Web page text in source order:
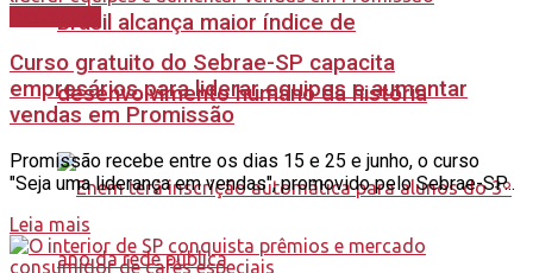
Brasil alcança maior índice de
desenvolvimento humano da história
Curso gratuito do Sebrae-SP capacita
empresários para liderar equipes e aumentar
vendas em Promissão
Promissão recebe entre os dias 15 e 25 e junho, o curso
"Seja uma liderança em vendas", promovido pelo Sebrae-SP...
Leia mais